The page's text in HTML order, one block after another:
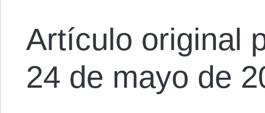
Artículo original
24 de mayo de